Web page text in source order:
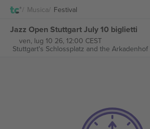
Musica Festival
Jazz Open Stuttgart July 10 biglietti
ven, lug 10 26, 12:00 CEST
Stuttgart's Schlossplatz and the